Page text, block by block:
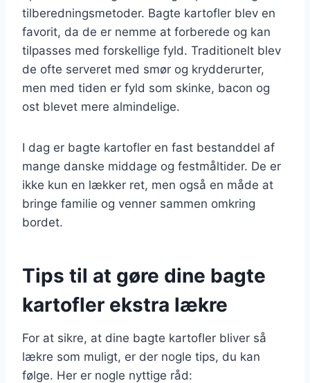
tilberedningsmetoder. Bagte kartofler blev en
favorit, da de er nemme at forberede og kan
tilpasses med forskellige fyld. Traditionelt blev
de ofte serveret med smør og krydderurter,
men med tiden er fyld som skinke, bacon og
ost blevet mere almindelige.
I dag er bagte kartofler en fast bestanddel af
mange danske middage og festmåltider. De er
ikke kun en lækker ret, men også en måde at
bringe familie og venner sammen omkring
bordet.
Tips til at gøre dine bagte
kartofler ekstra lækre
For at sikre, at dine bagte kartofler bliver så
lækre som muligt, er der nogle tips, du kan
følge. Her er nogle nyttige råd: